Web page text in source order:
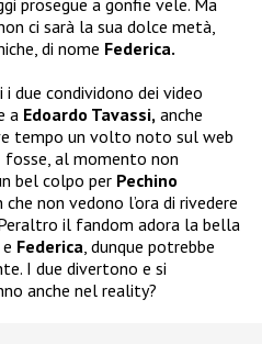
ci sarà la sua dolce metà,
di nome Federica.
due condividono dei video
a Edoardo Tavassi, anche
tempo un volto noto sul web
al momento non
bel colpo per Pechino
non vedono l’ora di rivedere
il fandom adora la bella
e Federica , dunque potrebbe
I due divertono e si
anche nel reality?